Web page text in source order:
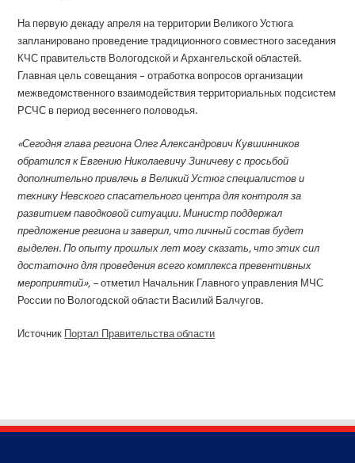
На первую декаду апреля на территории Великого Устюга
запланировано проведение традиционного совместного заседания
КЧС правительств Вологодской и Архангельской областей.
Главная цель совещания – отработка вопросов организации
межведомственного взаимодействия территориальных подсистем
РСЧС в период весеннего половодья.
«Сегодня глава региона Олег Александрович Кувшинников
обратился к Евгению Николаевичу Зиничеву с просьбой
дополнительно привлечь в Великий Устюг специалистов и
технику Невского спасательного центра для контроля за
развитием паводковой ситуации. Министр поддержал
предложение региона и заверил, что личный состав будет
выделен. По опыту прошлых лет могу сказать, что этих сил
достаточно для проведения всего комплекса превентивных
мероприятий», –отметил Начальник Главного управления МЧС
России по Вологодской области Василий Балчугов.
Источник Портал Правительства области